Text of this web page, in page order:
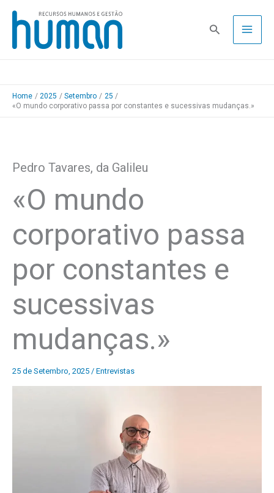
Skip
content
Pesquisa
Home 2025 Setembro
25
«O mundo corporativo passa por constantes e sucessivas mudanças.»
Pedro Tavares, da Galileu
«O mundo
corporativo passa
por constantes e
sucessivas
mudanças.»
25 de Setembro, 2025 / Entrevistas